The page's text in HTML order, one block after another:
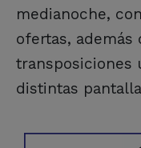
medianoche,
ofertas, además
transposiciones
distintas